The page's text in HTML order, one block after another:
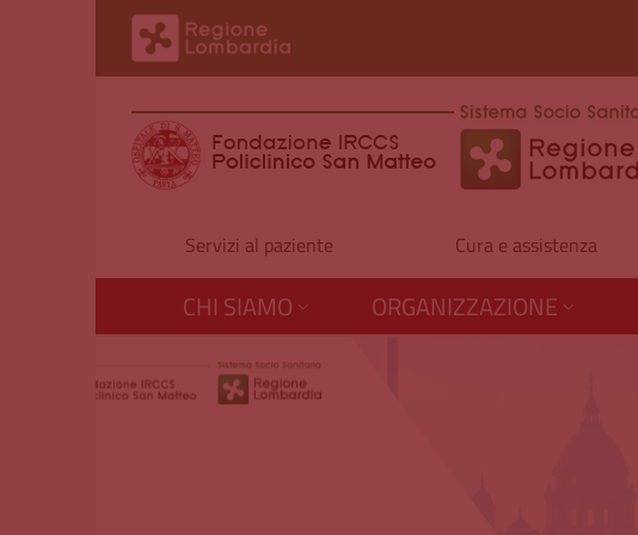
Salta al contenuto principale
Servizi al paziente Cura e assistenza
CHI SIAMO ORGANIZZAZIONE